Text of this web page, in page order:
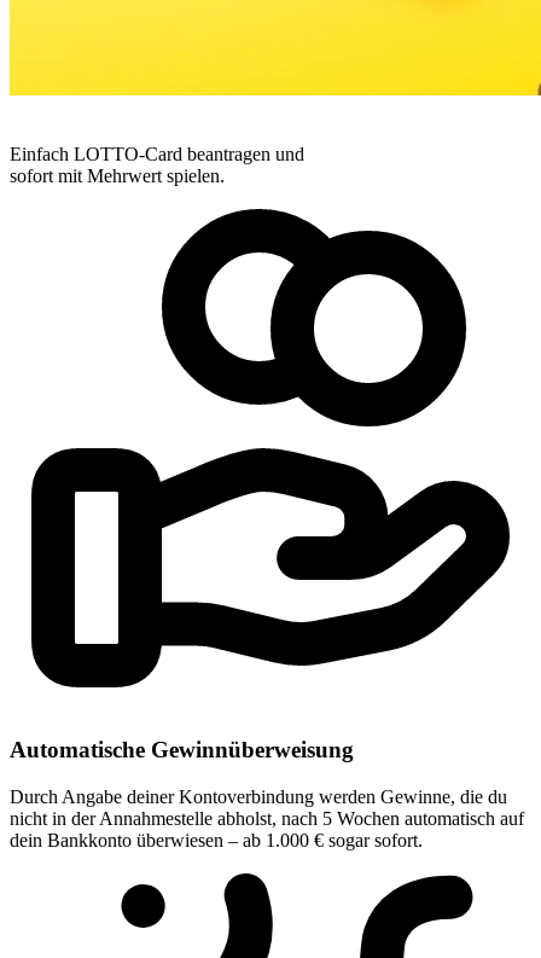
Einfach LOTTO-Card beantragen und
sofort mit Mehrwert spielen.
Automatische Gewinnüberweisung
Durch Angabe deiner Kontoverbindung werden Gewinne, die du
nicht in der Annahmestelle abholst, nach 5 Wochen automatisch auf
dein Bankkonto überwiesen – ab 1.000 € sogar sofort.